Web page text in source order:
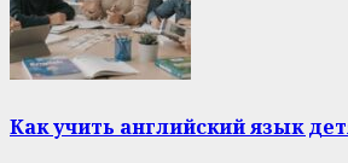
Как учить английский язык